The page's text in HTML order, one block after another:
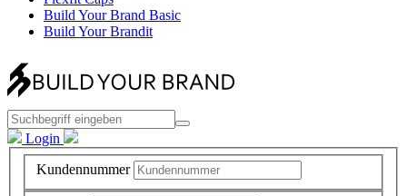
Build Your Brand Basic
Build Your Brandit
Login
Kundennummer